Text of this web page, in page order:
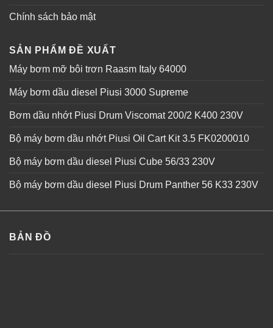
Chính sách bảo mật
SẢN PHẨM ĐỀ XUẤT
Máy bơm mỡ bôi trơn Raasm Italy 64000
Máy bơm dầu diesel Piusi 3000 Supreme
Bơm dầu nhớt Piusi Drum Viscomat 200/2 K400 230V
Bộ máy bơm dầu nhớt Piusi Oil Cart Kit 3.5 FK0200010
Bộ máy bơm dầu diesel Piusi Cube 56/33 230V
Bộ máy bơm dầu diesel Piusi Drum Panther 56 K33 230V
BẢN ĐỒ